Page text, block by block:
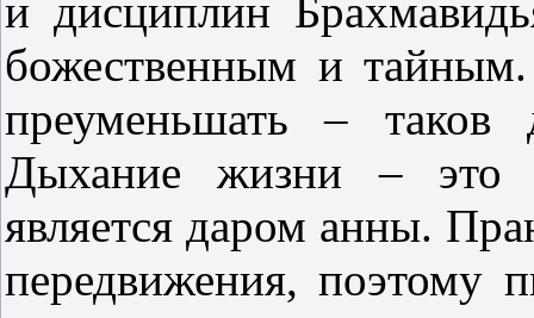
и дисциплин
божественным и
преуменьшать –
Дыхание жизни – это
является даром анны.
передвижения, поэтому